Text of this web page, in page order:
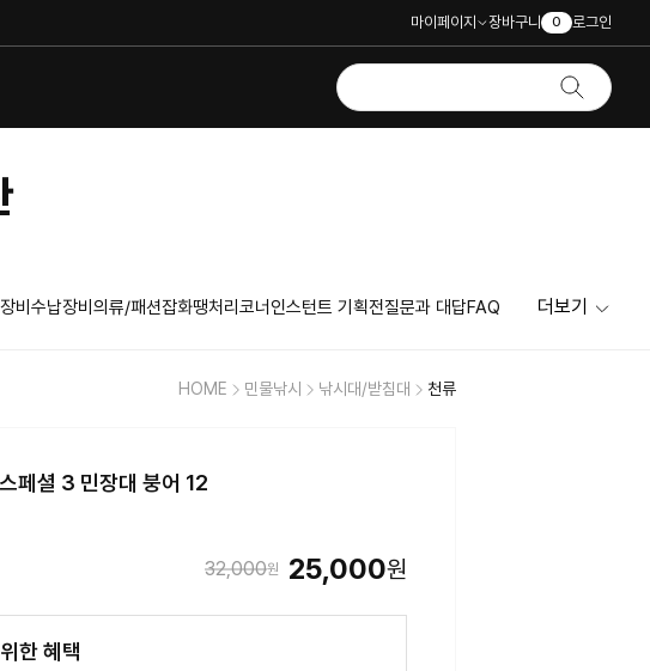
마이페이지 장바구니 0 로그인
비 수납장비 의류/패션잡화땡처리코너 인스턴트 기획전질문과 대답FAQ 더보기
HOME 민물낚시 낚시대/받침대 천류
페셜 3 민장대 붕어 12
32,000원 25,000원
한 혜택